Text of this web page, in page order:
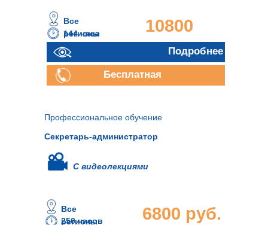
144 часа
10800
руб.
Все
регионы
Подробнее
Бесплатная
Профессиональное обучение
250 часов 6800 руб.
Все
регионы
Секретарь-администратор
С видеолекциями